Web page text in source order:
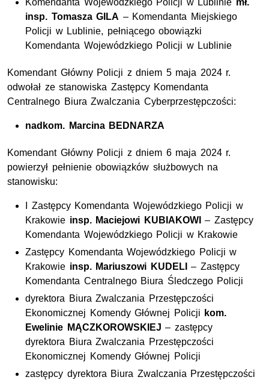
Komendanta Wojewódzkiego Policji w Lublinie mł.
insp. Tomasza GILA – Komendanta Miejskiego
Policji w Lublinie, pełniącego obowiązki
Komendanta Wojewódzkiego Policji w Lublinie
Komendant Główny Policji z dniem 5 maja 2024 r.
odwołał ze stanowiska Zastępcy Komendanta
Centralnego Biura Zwalczania Cyberprzestępczości:
nadkom. Marcina BEDNARZA
Komendant Główny Policji z dniem 6 maja 2024 r.
powierzył pełnienie obowiązków służbowych na
stanowisku:
I Zastępcy Komendanta Wojewódzkiego Policji w
Krakowie insp. Maciejowi KUBIAKOWI – Zastępcy
Komendanta Wojewódzkiego Policji w Krakowie
Zastępcy Komendanta Wojewódzkiego Policji w
Krakowie insp. Mariuszowi KUDELI – Zastępcy
Komendanta Centralnego Biura Śledczego Policji
dyrektora Biura Zwalczania Przestępczości
Ekonomicznej Komendy Głównej Policji kom.
Ewelinie MĄCZKOROWSKIEJ – zastępcy
dyrektora Biura Zwalczania Przestępczości
Ekonomicznej Komendy Głównej Policji
zastępcy dyrektora Biura Zwalczania Przestępczości